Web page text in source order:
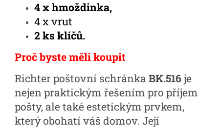
4 x hmoždinka,
4 x vrut
2 ks klíčů.
Proč byste měli koupit
Richter poštovní schránka BK.516je
nejen praktickým řešením pro příjem
pošty, ale také estetickým prvkem,
který obohatí váš domov. Její